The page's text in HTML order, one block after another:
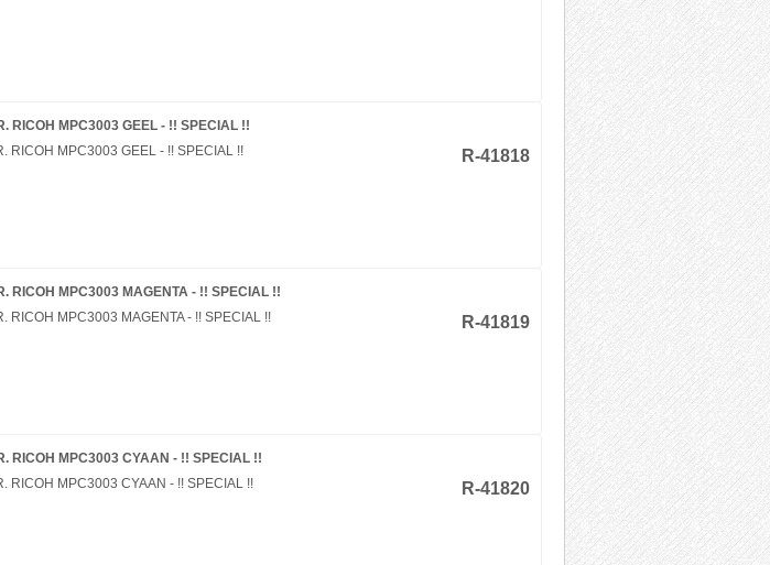
RICOH MPC3003 GEEL - !! SPECIAL !!
RICOH MPC3003 GEEL - !! SPECIAL !!
R-41818
RICOH MPC3003 MAGENTA - !! SPECIAL !!
RICOH MPC3003 MAGENTA - !! SPECIAL !!
R-41819
RICOH MPC3003 CYAAN - !! SPECIAL !!
RICOH MPC3003 CYAAN - !! SPECIAL !!
R-41820